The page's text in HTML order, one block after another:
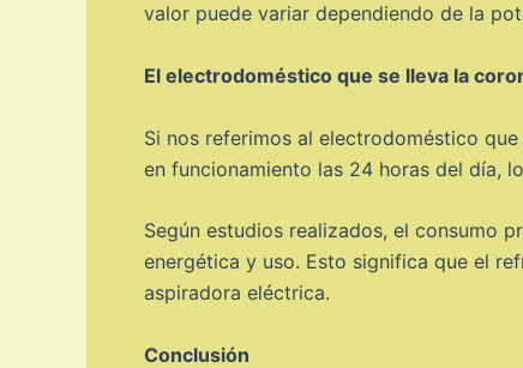
valor puede variar dependiendo de la
El electrodoméstico que se lleva la
Si nos referimos al electrodoméstico
en funcionamiento las 24 horas del día,
Según estudios realizados, el consumo
energética y uso. Esto significa que el
aspiradora eléctrica.
Conclusión